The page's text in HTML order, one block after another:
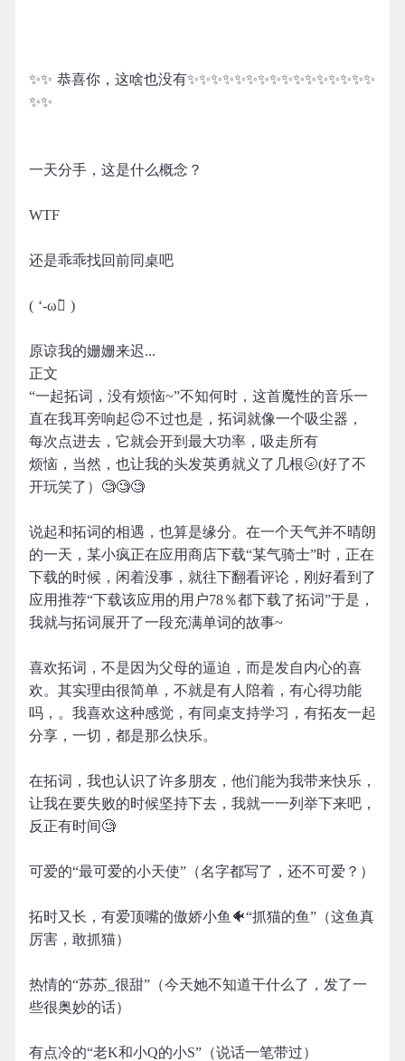
✨✨ 恭喜你，这啥也没有✨✨✨✨✨✨✨✨✨✨✨✨✨✨✨✨
✨✨
一天分手，这是什么概念？
WTF
还是乖乖找回前同桌吧
( ‘-ωก̀ )
原谅我的姗姗来迟...
正文
“一起拓词，没有烦恼~”不知何时，这首魔性的音乐一
直在我耳旁响起🙃不过也是，拓词就像一个吸尘器，
每次点进去，它就会开到最大功率，吸走所有
烦恼，当然，也让我的头发英勇就义了几根🌝(好了不
开玩笑了）🧐🧐🧐
说起和拓词的相遇，也算是缘分。在一个天气并不晴朗
的一天，某小疯正在应用商店下载“某气骑士”时，正在
下载的时候，闲着没事，就往下翻看评论，刚好看到了
应用推荐“下载该应用的用户78％都下载了拓词”于是，
我就与拓词展开了一段充满单词的故事~
喜欢拓词，不是因为父母的逼迫，而是发自内心的喜
欢。其实理由很简单，不就是有人陪着，有心得功能
吗，。我喜欢这种感觉，有同桌支持学习，有拓友一起
分享，一切，都是那么快乐。
在拓词，我也认识了许多朋友，他们能为我带来快乐，
让我在要失败的时候坚持下去，我就一一列举下来吧，
反正有时间🧐
可爱的“最可爱的小天使”（名字都写了，还不可爱？）
拓时又长，有爱顶嘴的傲娇小鱼🐠“抓猫的鱼”（这鱼真
厉害，敢抓猫）
热情的“苏苏_很甜”（今天她不知道干什么了，发了一
些很奥妙的话）
有点冷的“老K和小Q的小S”（说话一笔带过）